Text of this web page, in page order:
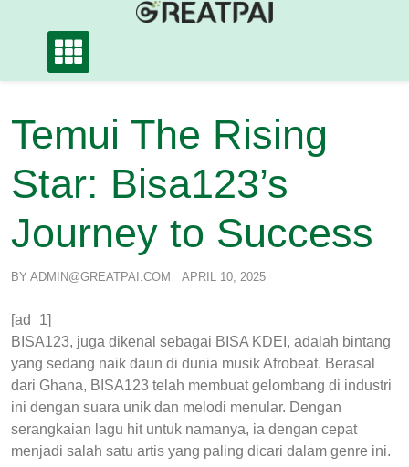
Temui The Rising
Star: Bisa123’s
Journey to Success
BY ADMIN@GREATPAI.COM APRIL 10, 2025
[ad_1]
BISA123, juga dikenal sebagai BISA KDEI, adalah bintang
yang sedang naik daun di dunia musik Afrobeat. Berasal
dari Ghana, BISA123 telah membuat gelombang di industri
ini dengan suara unik dan melodi menular. Dengan
serangkaian lagu hit untuk namanya, ia dengan cepat
menjadi salah satu artis yang paling dicari dalam genre ini.